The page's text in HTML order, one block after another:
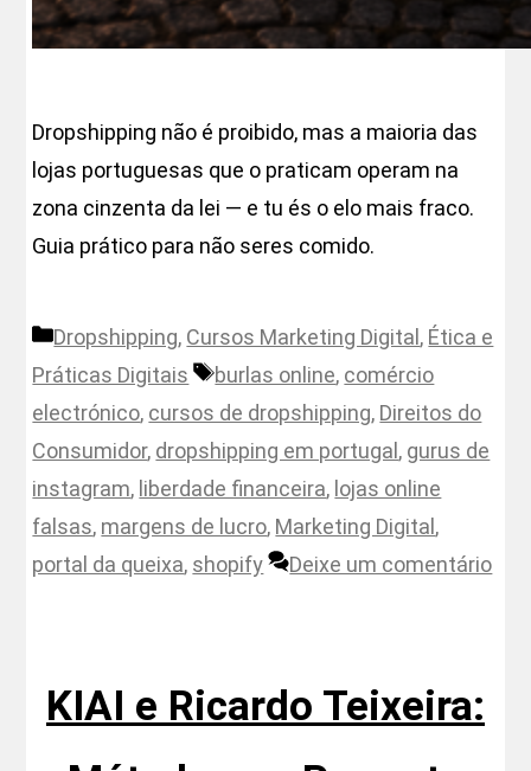
Dropshipping não é proibido, mas a maioria das
lojas portuguesas que o praticam operam na
zona cinzenta da lei — e tu és o elo mais fraco.
Guia prático para não seres comido.
Categorias
Dropshipping, Cursos Marketing Digital , Ética e
Práticas Digitais
Etiquetas
burlas online, comércio
electrónico, cursos de dropshipping, Direitos do
Consumidor, dropshipping em portugal , gurus de
instagram, liberdade financeira, lojas online
falsas, margens de lucro, Marketing Digital ,
portal da queixa, shopify Deixe um comentário
KIAI e Ricardo Teixeira: